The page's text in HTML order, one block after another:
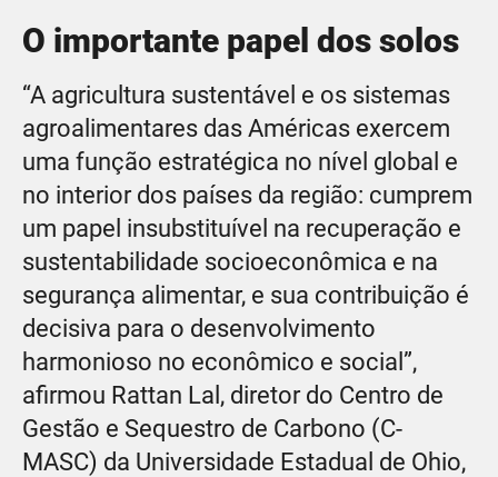
O importante papel dos solos
“A agricultura sustentável e os sistemas
agroalimentares das Américas exercem
uma função estratégica no nível global e
no interior dos países da região: cumprem
um papel insubstituível na recuperação e
sustentabilidade socioeconômica e na
segurança alimentar, e sua contribuição é
decisiva para o desenvolvimento
harmonioso no econômico e social”,
afirmou Rattan Lal, diretor do Centro de
Gestão e Sequestro de Carbono (C-
MASC) da Universidade Estadual de Ohio,